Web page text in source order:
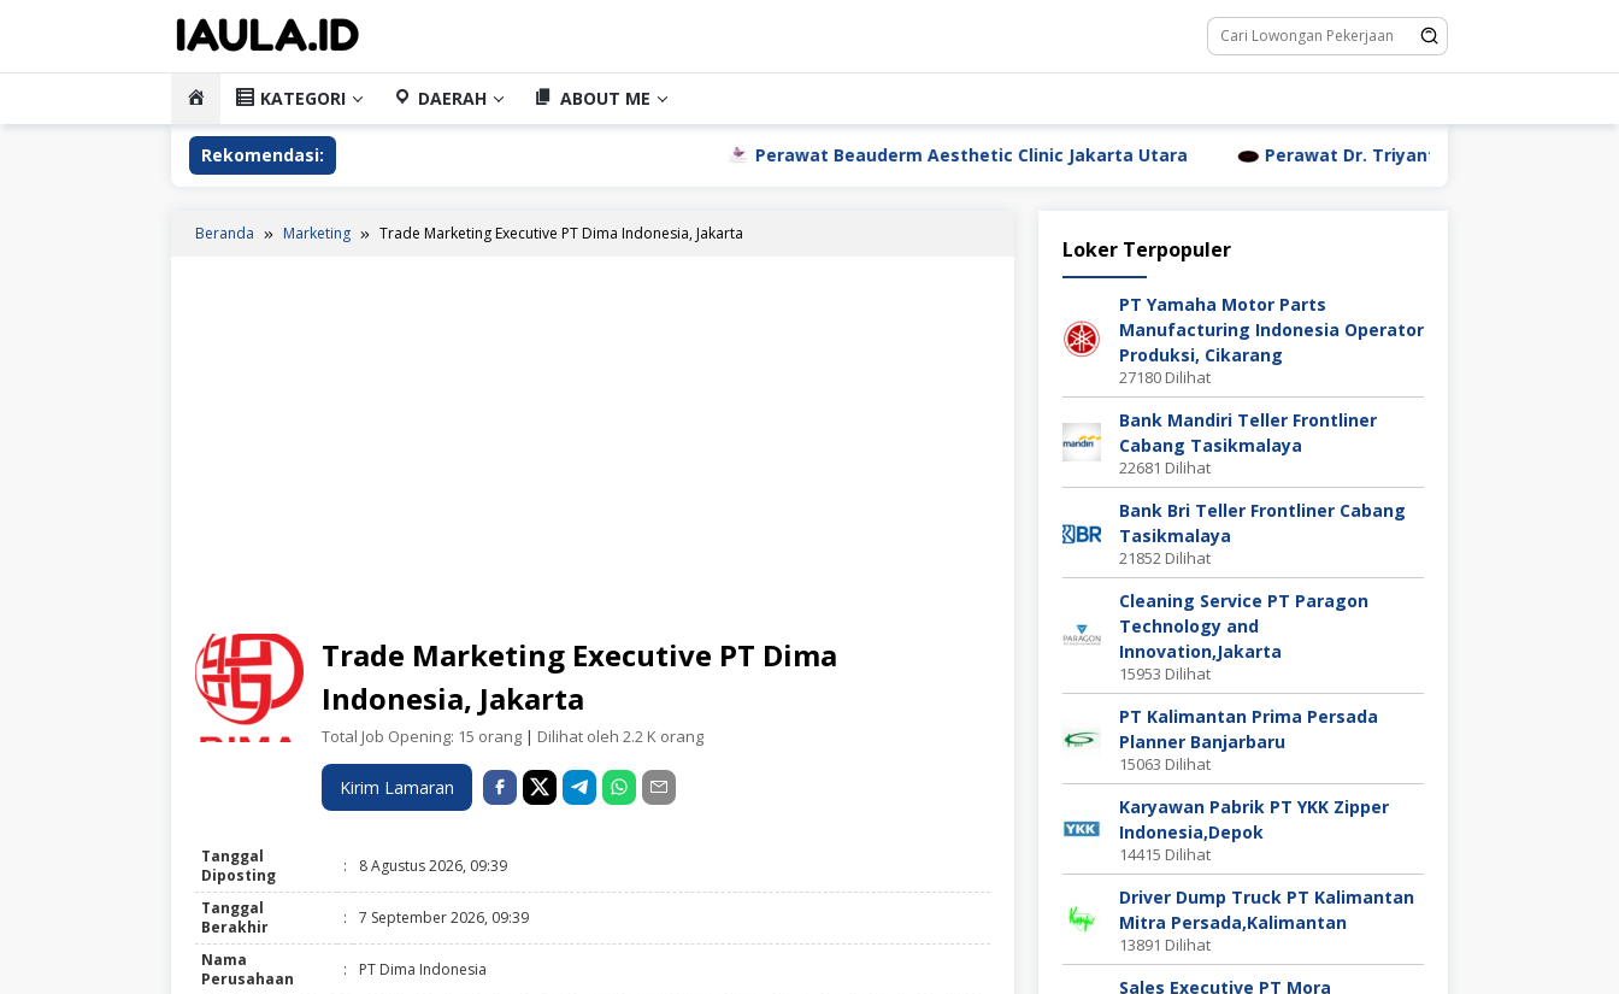
HOME KATEGORI DAERAH ABOUT ME
Rekomendasi: Perawat Beauderm Aesthetic Clinic Jakarta Utara Perawat Dr. Triyanti Sundari Jakarta Utara
Beranda Marketing Trade Marketing Executive PT Dima Indonesia, Jakarta
Trade Marketing Executive PT Dima
Indonesia, Jakarta
Total Job Opening: 15 orang | Dilihat oleh 2.2 K orang
Kirim Lamaran
Tanggal
Diposting
: 8 Agustus 2026, 09:39
Tanggal
Berakhir
: 7 September 2026, 09:39
Nama
Perusahaan
: PT Dima Indonesia
Loker Terpopuler
PT Yamaha Motor Parts
Manufacturing Indonesia Operator
Produksi, Cikarang
27180 Dilihat
Bank Mandiri Teller Frontliner
Cabang Tasikmalaya
22681 Dilihat
Bank Bri Teller Frontliner Cabang
Tasikmalaya
21852 Dilihat
Cleaning Service PT Paragon
Technology and
Innovation,Jakarta
15953 Dilihat
PT Kalimantan Prima Persada
Planner Banjarbaru
15063 Dilihat
Karyawan Pabrik PT YKK Zipper
Indonesia,Depok
14415 Dilihat
Driver Dump Truck PT Kalimantan
Mitra Persada,Kalimantan
13891 Dilihat
Sales Executive PT Mora